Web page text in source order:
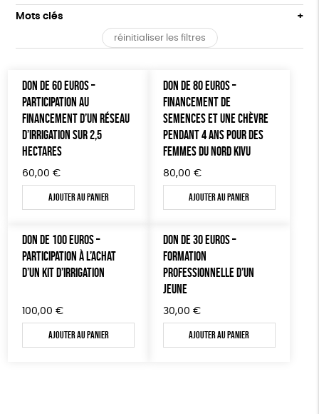
ACCESSOIRES
BIEN-ÊTRE
LIVRES
JEUX
SOLICADEAUX
TOUT
Prix : du - cher au + cher
Prix : du + cher au - cher
0 € - 50 €
Blanc Pur
vert
vert amande violet
Mots clés
Fabriqué en France Agriculture Biologique
Fabrication artisanale Oeko-Tex PEFC
réinitialiser les filtres
DON DE 60 EUROS –
PARTICIPATION AU
FINANCEMENT D’UN RÉSEAU
D’IRRIGATION SUR 2,5
HECTARES
60,00 €
Ajouter au panier
DON DE 80 EUROS –
FINANCEMENT DE
SEMENCES ET UNE CHÈVRE
PENDANT 4 ANS POUR DES
FEMMES DU NORD KIVU
80,00 €
Ajouter au panier
DON DE 100 EUROS –
PARTICIPATION À L’ACHAT
D’UN KIT D’IRRIGATION
100,00 €
Ajouter au panier
DON DE 30 EUROS –
FORMATION
PROFESSIONNELLE D’UN
JEUNE
30,00 €
Ajouter au panier